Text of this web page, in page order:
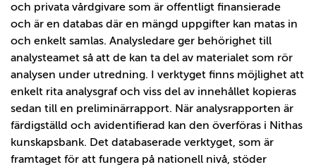
och privata vårdgivare som är offentligt finansierade
och är en databas där en mängd uppgifter kan matas in
och enkelt samlas. Analysledare ger behörighet till
analysteamet så att de kan ta del av materialet som rör
analysen under utredning. I verktyget finns möjlighet att
enkelt rita analysgraf och viss del av innehållet kopieras
sedan till en preliminärrapport. När analysrapporten är
färdigställd och avidentifierad kan den överföras i Nithas
kunskapsbank. Det databaserade verktyget, som är
framtaget för att fungera på nationell nivå, stöder